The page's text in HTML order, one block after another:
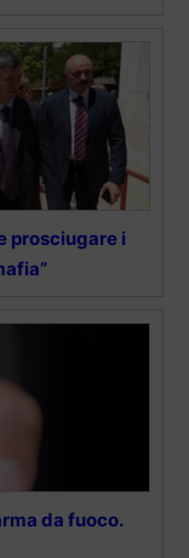
prosciugare i
da fuoco.